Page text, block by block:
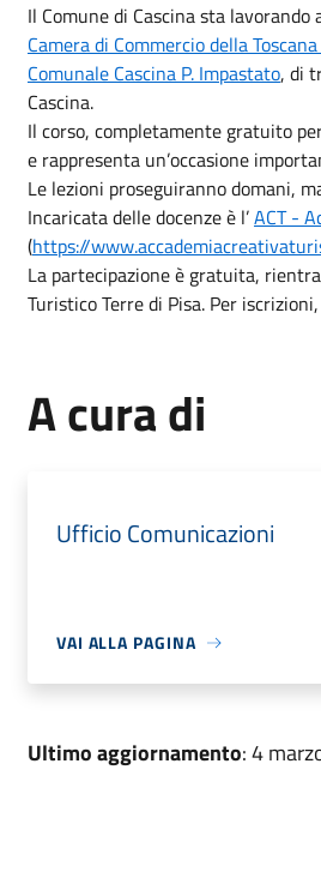
Il Comune di Cascina sta
Camera di Commercio della
Comunale Cascina P. Impastato, di
Cascina.
Il corso, completamente gratuito
e rappresenta un’occasione
Le lezioni proseguiranno domani,
Incaricata delle docenze è l’ACT -
(https://
La partecipazione è gratuita,
Turistico Terre di Pisa. Per
A cura di
Ufficio Comunicazioni
VAI ALLA PAGINA
Ultimo aggiornamento: 4